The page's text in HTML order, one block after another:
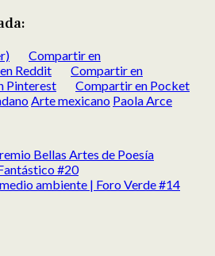
Compartir en
Reddit
Compartir en
Pinterest
Compartir en Pocket
Arte mexicano Paola Arce
Bellas Artes de Poesía
#20
ambiente | Foro Verde #14